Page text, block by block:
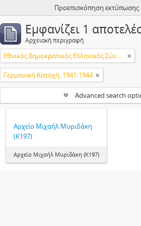
Προεπισκόπηση εκτύπωσης
Εμφανίζει 1
Αρχειακή περιγραφή
Εθνικός Δημοκρατικός Ελληνικός Σύνδεσμος (ΕΔΕΣ)
Γερμανική Κατοχή, 1941-1944
Advanced search
Αρχείο Μιχαήλ Μυριδάκη
(Κ197)
Αρχείο Μιχαήλ Μυριδάκη (Κ197)